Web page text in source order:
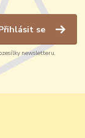
se
newsletteru.